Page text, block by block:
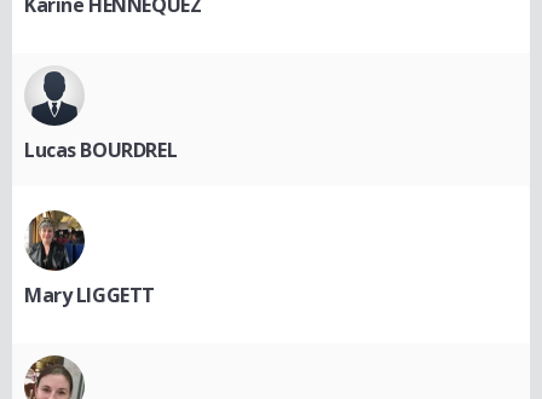
Lucas BOURDREL
Mary LIGGETT